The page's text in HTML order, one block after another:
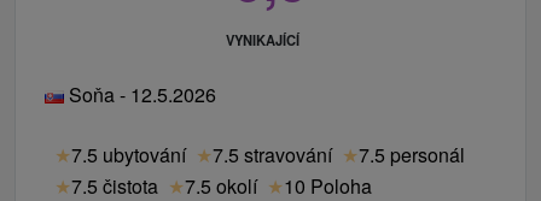
VYNIKAJÍCÍ
Soňa - 12.5.2026
★7.5 ubytování ★7.5 stravování ★7.5 personál
★7.5 čistota ★7.5 okolí ★10 Poloha